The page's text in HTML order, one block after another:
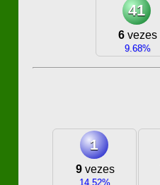
41
6 vezes
9.68%
1
9vezes
14.52%